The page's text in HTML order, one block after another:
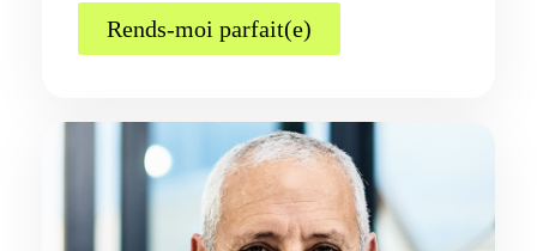
Rends-moi parfait(e)